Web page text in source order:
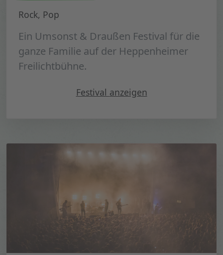
Rock, Pop
Ein Umsonst & Draußen Festival für die
ganze Familie auf der Heppenheimer
Freilichtbühne.
Festival " Maiberg Open Air 2022"
anzeigen